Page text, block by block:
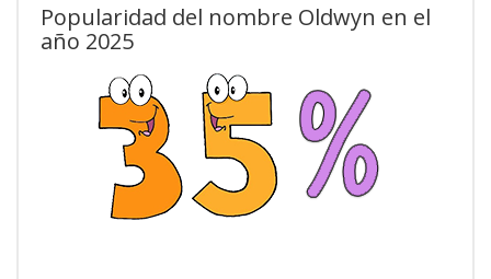
Popularidad del nombre Oldwyn en el
año 2025